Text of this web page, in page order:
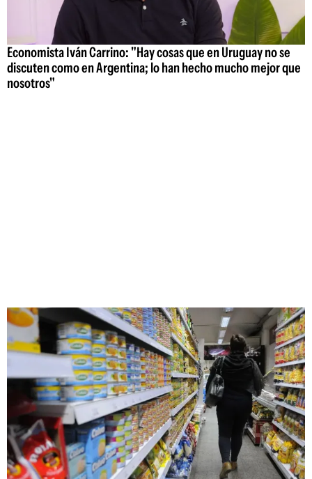
Economista Iván Carrino: "Hay cosas que en Uruguay no se
discuten como en Argentina; lo han hecho mucho mejor que
nosotros"